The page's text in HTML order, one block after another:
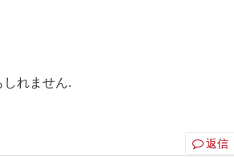
れません.
返信